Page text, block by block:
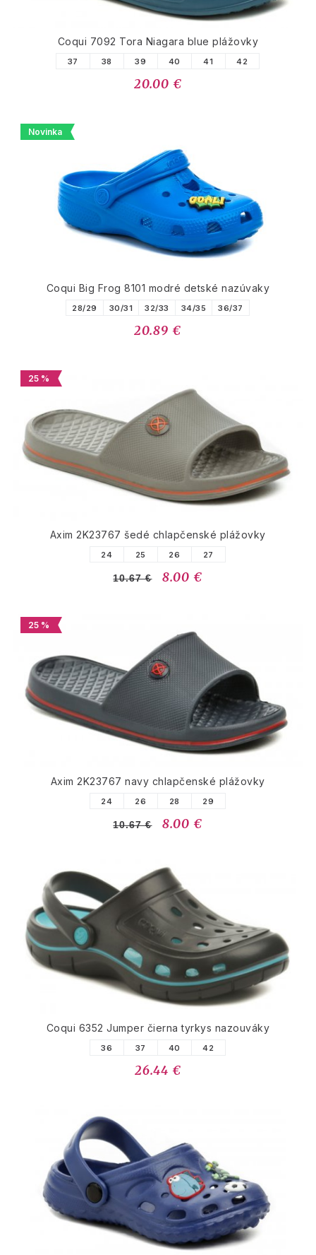
Coqui 7092 Tora Niagara blue plážovky
37 38 39 40 41 42
20.00 €
Novinka
Coqui Big Frog 8101 modré detské nazúvaky
28/29 30/31 32/33 34/35 36/37
20.89 €
25 %
Axim 2K23767 šedé chlapčenské plážovky
24 25 26 27
10.67 € 8.00 €
25 %
Axim 2K23767 navy chlapčenské plážovky
24 26 28 29
10.67 € 8.00 €
Coqui 6352 Jumper čierna tyrkys nazouváky
36 37 40 42
26.44 €